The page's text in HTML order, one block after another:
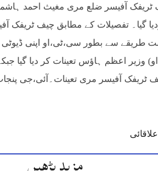
آفیسر ضلع مری مغیث احمد ہاشمی
گیا۔ تفصیلات کے مطابق چیف
سے بطور سی،ٹی،او اپنی ڈیوٹی
ٹریفک آفیسر مری تعینات۔آئی،جی
علاقائی